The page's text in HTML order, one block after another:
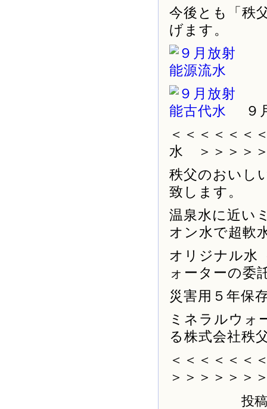
今後とも「秩
げます。
９
＜＜＜＜＜
水 ＞＞＞＞
秩父のおいし
致します。
温泉水に近い
オン水で超軟
オリジナル水
ォーターの委
災害用５年保
ミネラルウォ
る株式会社秩
＜＜＜＜＜＜
＞＞＞＞＞＞
投